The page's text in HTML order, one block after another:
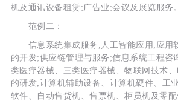
机及通讯设备租赁;广告业;会议及展览服务。
范例二：
信息系统集成服务;人工智能应用;应用
的开发;供应链管理与服务;信息系统工程咨
类医疗器械、三类医疗器械、物联网技术
的研发;计算机辅助设备、计算机硬件、工
软件、自动售货机、售票机、柜员机及零配